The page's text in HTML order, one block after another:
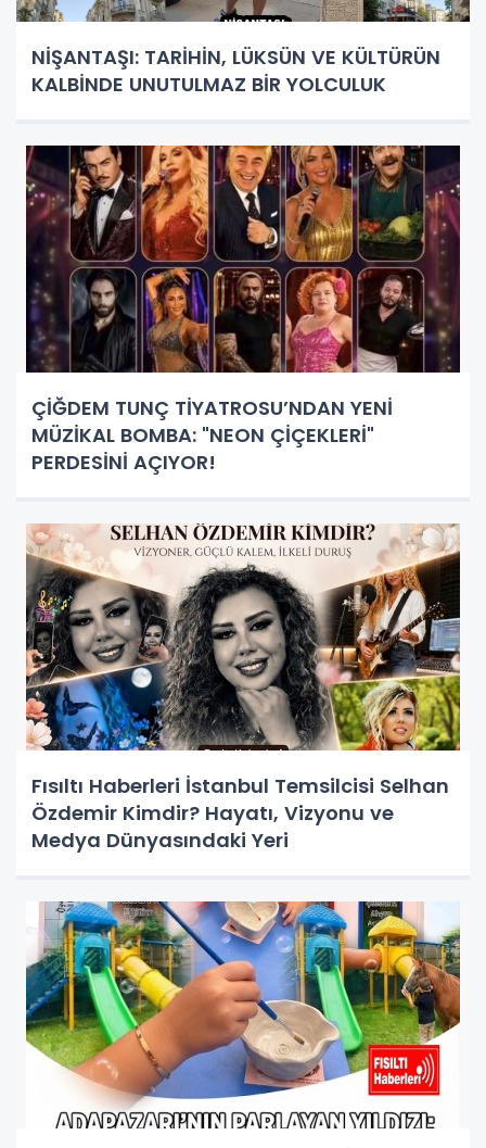
NİŞANTAŞI: TARİHİN, LÜKSÜN VE KÜLTÜRÜN
KALBİNDE UNUTULMAZ BİR YOLCULUK
ÇİĞDEM TUNÇ TİYATROSU’NDAN YENİ
MÜZİKAL BOMBA: "NEON ÇİÇEKLERİ"
PERDESİNİ AÇIYOR!
Fısıltı Haberleri İstanbul Temsilcisi Selhan
Özdemir Kimdir? Hayatı, Vizyonu ve
Medya Dünyasındaki Yeri